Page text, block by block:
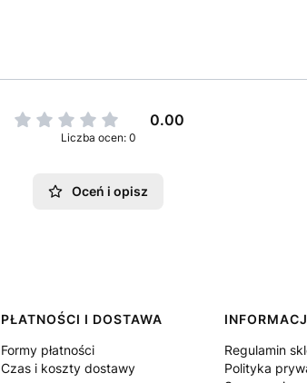
0.00
Liczba ocen: 0
Oceń i opisz
PŁATNOŚCI I DOSTAWA
Formy płatności
Czas i koszty dostawy
Regulamin
Polityka